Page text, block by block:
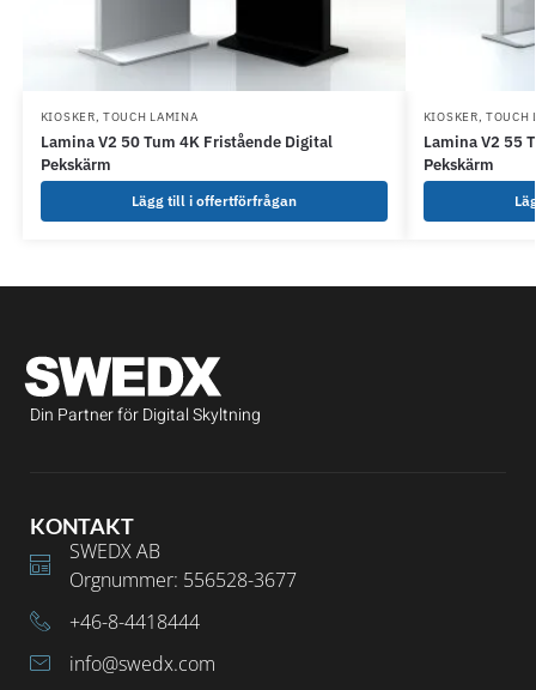
KIOSKER,TOUCH LAMINA
Lamina V2 50 Tum 4K Fristående Digital
Pekskärm
Lägg till i offertförfrågan
KIOSKER,TOUCH
Lamina V2 55
Pekskärm
Din Partner för Digital Skyltning
KONTAKT
SWEDX AB
Orgnummer: 556528-3677
+46-8-4418444
info@swedx.com